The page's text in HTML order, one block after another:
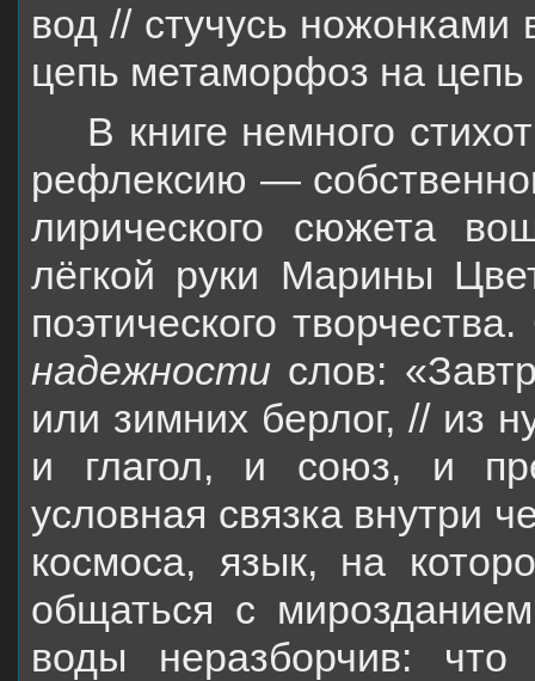
вод // стучусь
цепь метаморфоз на
В книге немного
рефлексию —
лирического сюжета
лёгкой руки Марины
поэтического
надежности слов:
или зимних берлог, // из
и глагол, и союз, и
условная связка внутри
космоса, язык, на
общаться с
воды неразборчив: